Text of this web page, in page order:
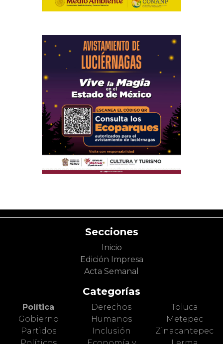
Secciones
Inicio
Edición Impresa
Acta Semanal
Categorías
Política
Gobierno
Partidos
Derechos
Humanos
Inclusión
Toluca
Metepec
Zinacantepec